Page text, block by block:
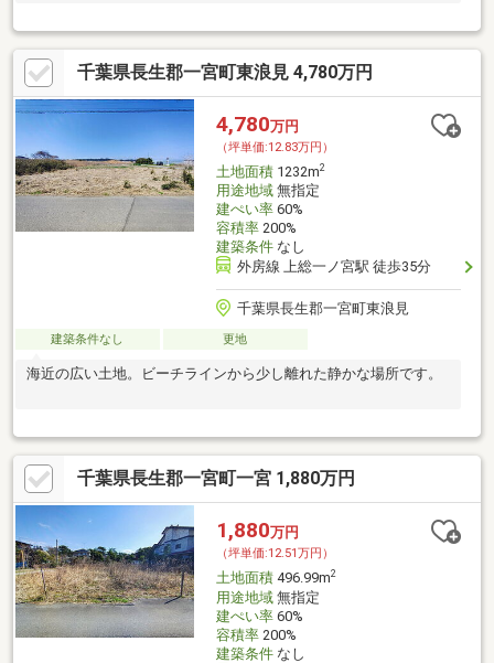
千葉県長生郡一宮町東浪見 4,780万円
4,780万円
（坪単価:12.83万円）
土地面積1232m2
用途地域無指定
建ぺい率60%
容積率200%
建築条件なし
外房線 上総一ノ宮駅 徒歩35分
千葉県長生郡一宮町東浪見
建築条件なし 更地
海近の広い土地。ビーチラインから少し離れた静かな場所です。
千葉県長生郡一宮町一宮 1,880万円
1,880万円
（坪単価:12.51万円）
土地面積496.99m2
用途地域無指定
建ぺい率60%
容積率200%
建築条件なし